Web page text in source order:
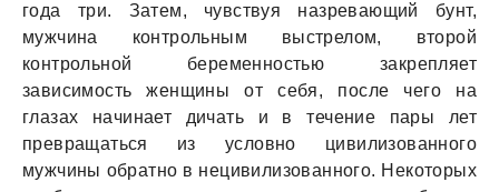
года три. Затем, чувствуя назревающий бунт,
мужчина контрольным выстрелом, второй
контрольной беременностью закрепляет
зависимость женщины от себя, после чего на
глазах начинает дичать и в течение пары лет
превращаться из условно цивилизованного
мужчины обратно в нецивилизованного. Некоторых